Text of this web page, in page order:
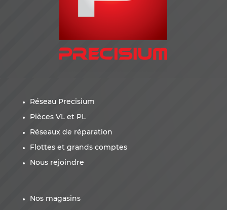
Réseau Precisium
Pièces VL et PL
Réseaux de réparation
Flottes et grands comptes
Nous rejoindre
Nos magasins